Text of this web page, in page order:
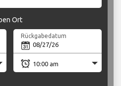
Ort
Rückgabedatum